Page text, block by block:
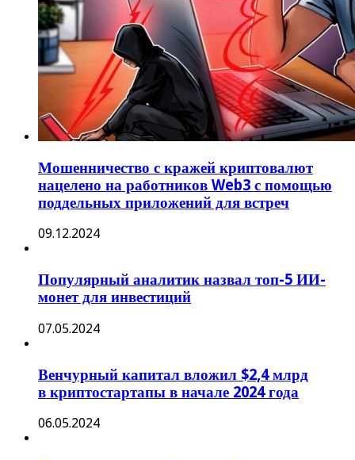
Мошенничество с кражей криптовалют
нацелено на работников Web3 с помощью
поддельных приложений для встреч
09.12.2024
Популярный аналитик назвал топ-5 ИИ-
монет для инвестиций
07.05.2024
Венчурный капитал вложил $2,4 млрд
в криптостартапы в начале 2024 года
06.05.2024